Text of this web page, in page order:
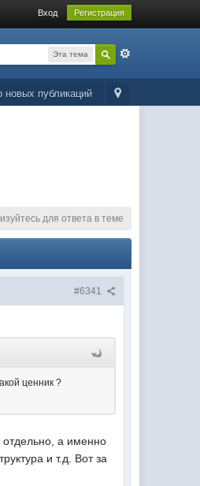
Вход Регистрация
Эта тема
новых публикаций
для ответа в теме
#6341
ценник ?
а именно
и т.д. Вот за